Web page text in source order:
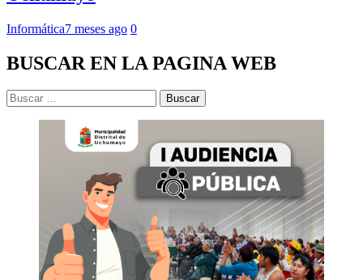
Informática7 meses ago 0
BUSCAR EN LA PAGINA WEB
Buscar: